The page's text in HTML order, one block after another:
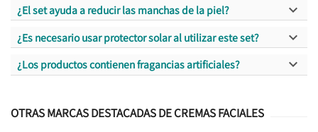
¿El set ayuda a reducir las manchas de la piel? 
¿Es necesario usar protector solar al utilizar este set? 
¿Los productos contienen fragancias artificiales? 
OTRAS MARCAS DESTACADAS DE CREMAS FACIALES